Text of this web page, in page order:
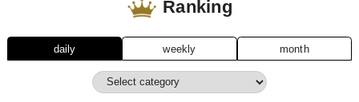
daily weekly month
Ranking